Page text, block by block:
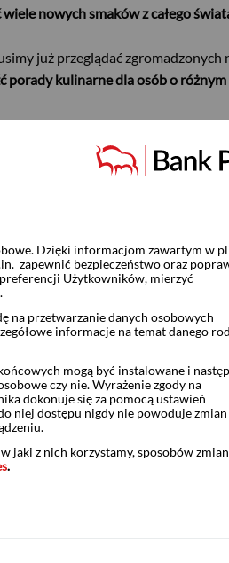
nowych smaków z całego
już przeglądać zgromadzonych
porady kulinarne dla osób o
,
ogólne frazy
, takie jak
której znajdziesz mnóstwo
interesują i które pragniesz
korzystać z kulinarnych
Dzięki informacjom zawartym w
zapewnić bezpieczeństwo oraz
Użytkowników, mierzyć
na przetwarzanie danych osobowych
informacje na temat danego
mogą być instalowane i
czy nie. Wyrażenie zgody na
dokonuje się za pomocą ustawień
niej dostępu nigdy nie powoduje zmian
jaki z nich korzystamy, sposobów zmian
.